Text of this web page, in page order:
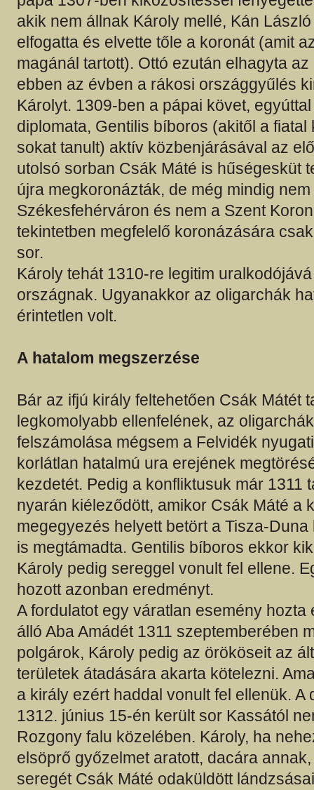
akik nem állnak Károly mellé, Kán
elfogatta és elvette tőle a koronát (amit
magánál tartott). Ottó ezután elhagyta
ebben az évben a rákosi országgyűlés
Károlyt. 1309-ben a pápai követ,
diplomata, Gentilis bíboros (akitől a fiatal
sokat tanult) aktív közbenjárásával az
utolsó sorban Csák Máté is hűségesküt
újra megkoronázták, de még mindig nem
Székesfehérváron és nem a Szent
tekintetben megfelelő koronázására
sor.
Károly tehát 1310-re legitim
országnak. Ugyanakkor az oligarchák
érintetlen volt.
A hatalom megszerzése
Bár az ifjú király feltehetően Csák Mátét
legkomolyabb ellenfelének, az
felszámolása mégsem a Felvidék
korlátlan hatalmú ura erejének
kezdetét. Pedig a konfliktusuk már 1311
nyarán kiéleződött, amikor Csák Máté a
megegyezés helyett betört a Tisza-
is megtámadta. Gentilis bíboros ekkor
Károly pedig sereggel vonult fel ellene.
hozott azonban eredményt.
A fordulatot egy váratlan esemény hozta
álló Aba Amádét 1311 szeptemberében
polgárok, Károly pedig az örököseit az
területek átadására akarta kötelezni.
a király ezért haddal vonult fel ellenük. A
1312. június 15-én került sor Kassától
Rozgony falu közelében. Károly, ha
elsöprő győzelmet aratott, dacára
seregét Csák Máté odaküldött